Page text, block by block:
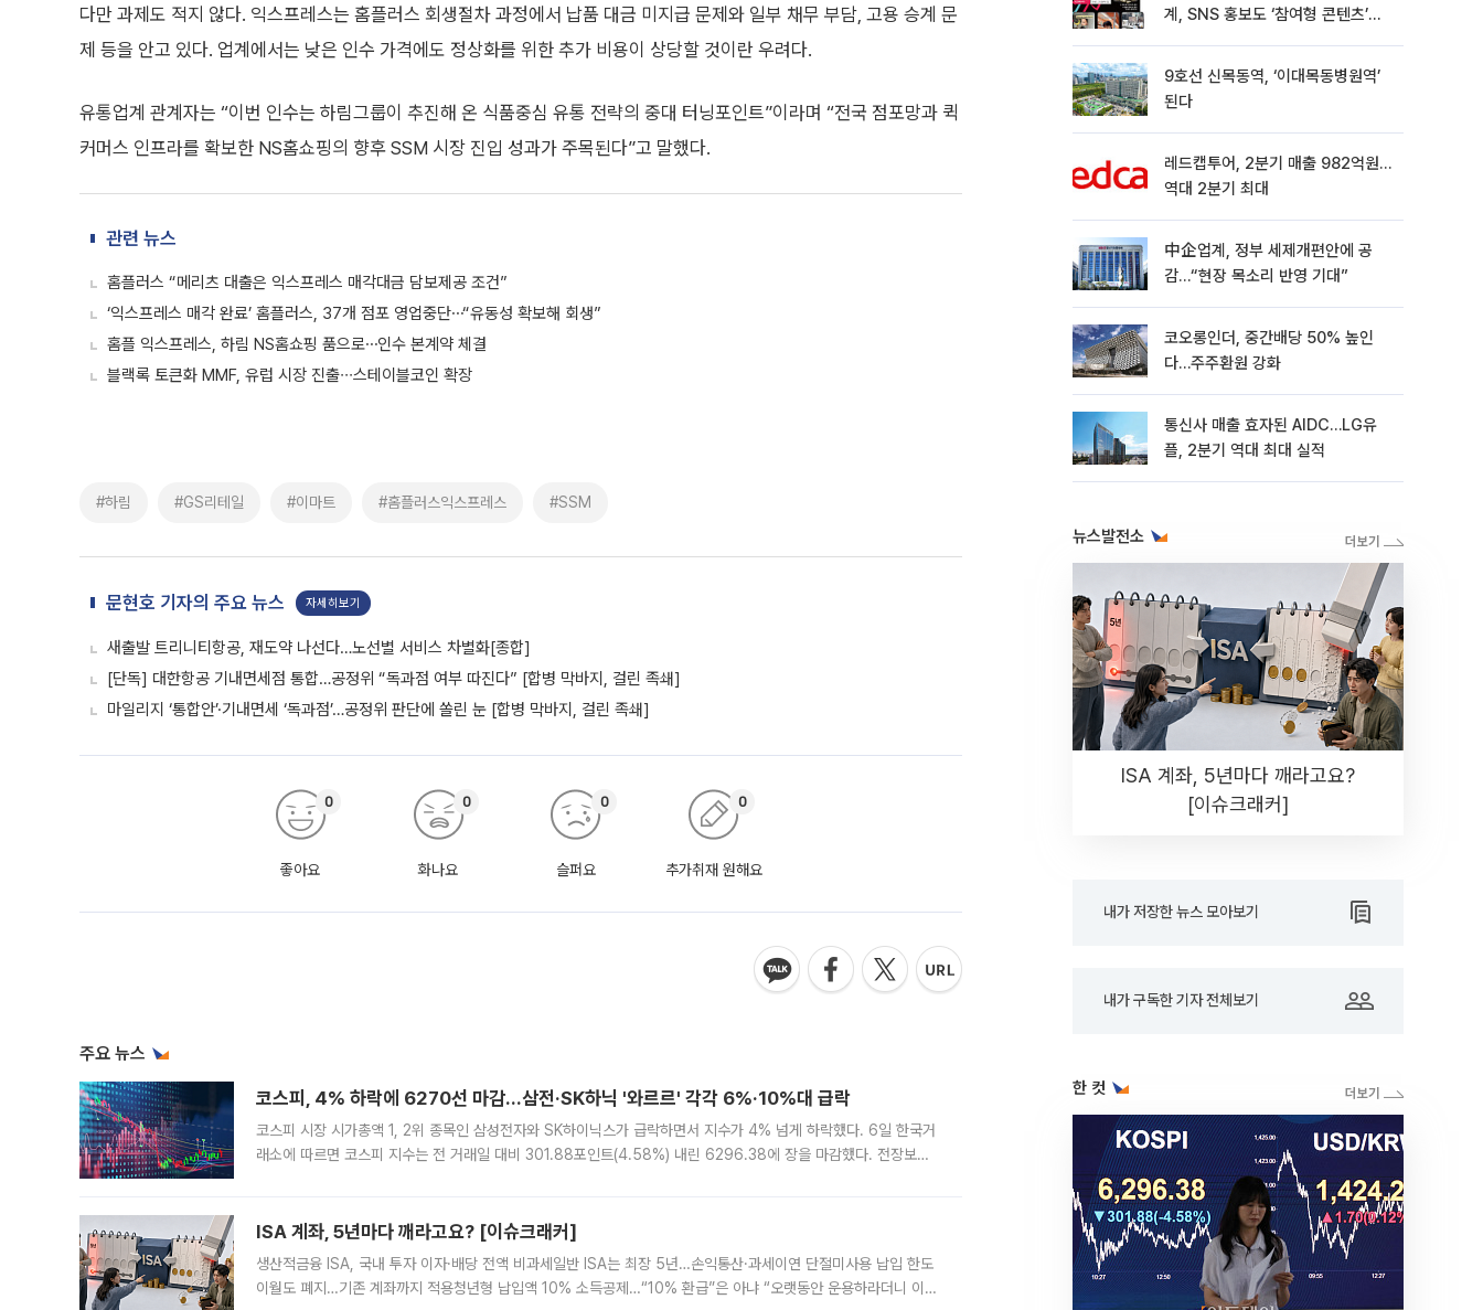
다만 과제도 적지 않다. 익스프레스는 홈플러스 회생절차 과정에서 납품 대금 미지급 문제와 일부 채무 부담, 고용 승계 문
제 등을 안고 있다. 업계에서는 낮은 인수 가격에도 정상화를 위한 추가 비용이 상당할 것이란 우려다.
유통업계 관계자는 “이번 인수는 하림그룹이 추진해 온 식품중심 유통 전략의 중대 터닝포인트”이라며 “전국 점포망과 퀵
커머스 인프라를 확보한 NS홈쇼핑의 향후 SSM 시장 진입 성과가 주목된다”고 말했다.
관련 뉴스
홈플러스 “메리츠 대출은 익스프레스 매각대금 담보제공 조건”
‘익스프레스 매각 완료’ 홈플러스, 37개 점포 영업중단⋯“유동성 확보해 회생”
홈플 익스프레스, 하림 NS홈쇼핑 품으로⋯인수 본계약 체결
블랙록 토큰화 MMF, 유럽 시장 진출∙∙∙스테이블코인 확장
#하림 #GS리테일 #이마트 #홈플러스익스프레스 #SSM
문현호 기자의 주요 뉴스 자세히보기
새출발 트리니티항공, 재도약 나선다…노선별 서비스 차별화[종합]
[단독] 대한항공 기내면세점 통합…공정위 “독과점 여부 따진다” [합병 막바지, 걸린 족쇄]
마일리지 ‘통합안’·기내면세 ‘독과점’…공정위 판단에 쏠린 눈 [합병 막바지, 걸린 족쇄]
좋아요
0
화나요
0
슬퍼요
0
추가취재 원해요
0
주요 뉴스
코스피, 4% 하락에 6270선 마감…삼전·SK하닉 '와르르' 각각 6%·10%대 급락
코스피 시장 시가총액 1, 2위 종목인 삼성전자와 SK하이닉스가 급락하면서 지수가 4% 넘게 하락했다. 6일 한국거
래소에 따르면 코스피 지수는 전 거래일 대비 301.88포인트(4.58%) 내린 6296.38에 장을 마감했다. 전장보다
ISA 계좌, 5년마다 깨라고요? [이슈크래커]
생산적금융 ISA, 국내 투자 이자·배당 전액 비과세일반 ISA는 최장 5년…손익통산·과세이연 단절미사용 납입 한도
이월도 폐지…기존 계좌까지 적용청년형 납입액 10% 소득공제…“10% 환급”은 아냐 “오랫동안 운용하라더니 이제
계, SNS 홍보도 ‘참여형 콘텐츠’로
9호선 신목동역, ‘이대목동병원역’
된다
레드캡투어, 2분기 매출 982억원…
역대 2분기 최대
中企업계, 정부 세제개편안에 공
감…“현장 목소리 반영 기대”
코오롱인더, 중간배당 50% 높인
다…주주환원 강화
통신사 매출 효자된 AIDC…LG유
플, 2분기 역대 최대 실적
뉴스발전소
ISA 계좌, 5년마다 깨라고요?
[이슈크래커]
내가 저장한 뉴스 모아보기
내가 구독한 기자 전체보기
한 컷